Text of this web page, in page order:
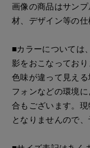
画像の商品はサン
材、デザイン等の仕
■カラーについては
影をおこなってお
色味が違って見え
フォンなどの環境
合もございます。
となりませんので、